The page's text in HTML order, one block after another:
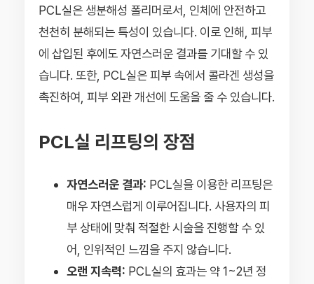
PCL실은 생분해성 폴리머로서, 인체에 안전하고
천천히 분해되는 특성이 있습니다. 이로 인해, 피부
에 삽입된 후에도 자연스러운 결과를 기대할 수 있
습니다. 또한, PCL실은 피부 속에서 콜라겐 생성을
촉진하여, 피부 외관 개선에 도움을 줄 수 있습니다.
PCL실 리프팅의 장점
자연스러운 결과: PCL실을 이용한 리프팅은
매우 자연스럽게 이루어집니다. 사용자의 피
부 상태에 맞춰 적절한 시술을 진행할 수 있
어, 인위적인 느낌을 주지 않습니다.
오랜 지속력: PCL실의 효과는 약 1~2년 정